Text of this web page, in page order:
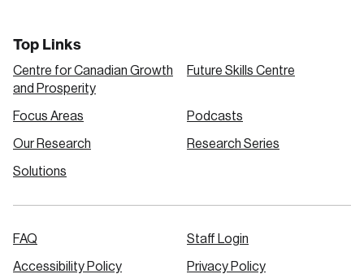
Top Links
Centre for Canadian Growth
and Prosperity
Future Skills Centre
Focus Areas Podcasts
Our Research Research Series
Solutions
FAQ Staff Login
Accessibility Policy Privacy Policy